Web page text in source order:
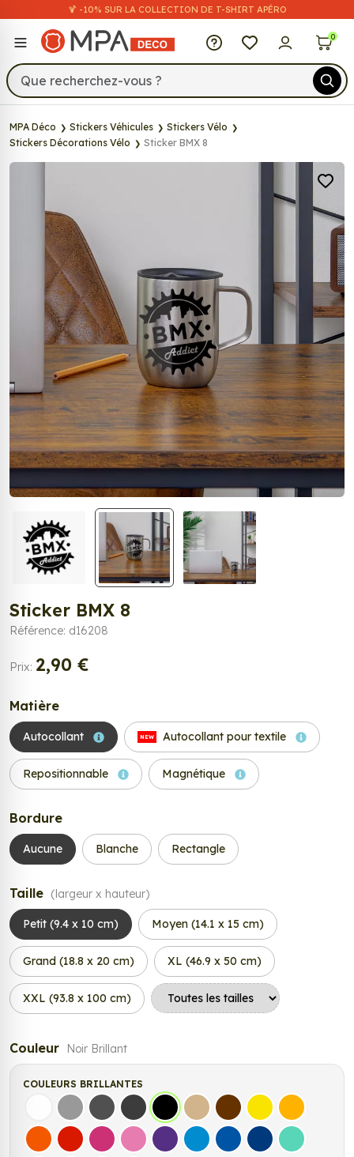
🍹 -10% SUR LA COLLECTION DE T-SHIRT APÉRO
MPA Déco 0
MPA Déco Stickers Véhicules
Stickers Vélo
Stickers Décorations Vélo
Sticker BMX 8
Sticker BMX 8
Référence: d16208
Prix: 2,90 €
Matière
Autocollant NEW Autocollant pour textile
Repositionnable Magnétique
Bordure
Aucune Blanche Rectangle
Taille (largeur x hauteur)
Petit (9.4 x 10 cm) Moyen (14.1 x 15 cm)
Grand (18.8 x 20 cm) XL (46.9 x 50 cm)
XXL (93.8 x 100 cm)
Couleur Noir Brillant
COULEURS BRILLANTES
Blanc Gris Gris FoncéGris Anthracite
Noir Beige Marron Jaune ClairJaune
OrangeRouge FuchsiaRose Violet Bleu clairBleu MoyenBleu FoncéBleu Vert